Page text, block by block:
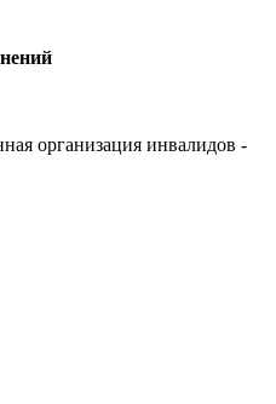
организация инвалидов -